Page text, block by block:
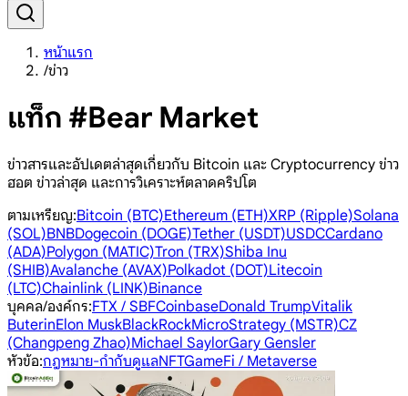
หน้าแรก
/ข่าว
แท็ก #Bear Market
ข่าวสารและอัปเดตล่าสุดเกี่ยวกับ Bitcoin และ Cryptocurrency ข่าว
ฮอต ข่าวล่าสุด และการวิเคราะห์ตลาดคริปโต
ตามเหรียญ:Bitcoin (BTC)Ethereum (ETH)XRP (Ripple)Solana
(SOL)BNBDogecoin (DOGE)Tether (USDT)USDCCardano
(ADA)Polygon (MATIC)Tron (TRX)Shiba Inu
(SHIB)Avalanche (AVAX)Polkadot (DOT)Litecoin
(LTC)Chainlink (LINK)Binance
บุคคล/องค์กร:FTX / SBFCoinbaseDonald TrumpVitalik
ButerinElon MuskBlackRockMicroStrategy (MSTR)CZ
(Changpeng Zhao)Michael SaylorGary Gensler
หัวข้อ:กฎหมาย-กำกับดูแลNFTGameFi / Metaverse